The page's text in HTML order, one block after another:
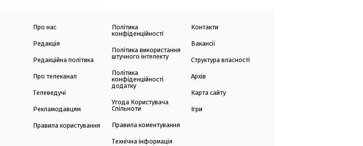
Про нас
Редакція
Редакційна політика
Про телеканал
Телеведучі
Рекламодавцям
Правила користування
Політика
конфіденційності
Політика використання
штучного інтелекту
Політика
конфіденційності
додатку
Угода Користувача
Спільноти
Правила коментування
Технічна інформація
Контакти
Вакансії
Структура власності
Архів
Карта сайту
Ігри